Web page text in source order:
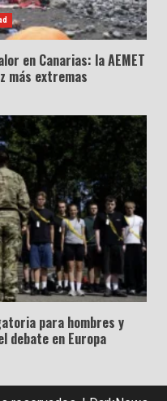
en Canarias: la AEMET
más extremas
para hombres y
debate en Europa